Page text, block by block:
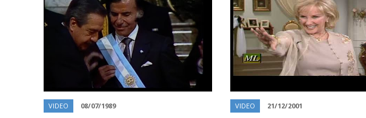
VIDEO 08/07/1989 VIDEO 21/12/2001